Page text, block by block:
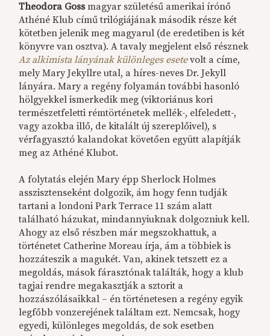
Theodora Gossmagyar születésű amerikai írónő
Athéné Klub című trilógiájának második része két
kötetben jelenik meg magyarul (de eredetiben is két
könyvre van osztva). A tavaly megjelent első résznek
Az alkimista lányának különleges esetevolt a címe,
mely Mary Jekyllre utal, a híres-neves Dr. Jekyll
lányára. Mary a regény folyamán további hasonló
hölgyekkel ismerkedik meg (viktoriánus kori
természetfeletti rémtörténetek mellék-, elfeledett-,
vagy azokba illő, de kitalált új szereplőivel), s
vérfagyasztó kalandokat követően együtt alapítják
meg az Athéné Klubot.
A folytatás elején Mary épp Sherlock Holmes
asszisztenseként dolgozik, ám hogy fenn tudják
tartani a londoni Park Terrace 11 szám alatt
található házukat, mindannyiuknak dolgozniuk kell.
Ahogy az első részben már megszokhattuk, a
történetet Catherine Moreau írja, ám a többiek is
hozzáteszik a magukét. Van, akinek tetszett ez a
megoldás, mások fárasztónak találták, hogy a klub
tagjai rendre megakasztják a sztorit a
hozzászólásaikkal – én történetesen a regény egyik
legfőbb vonzerejének találtam ezt. Nemcsak, hogy
egyedi, különleges megoldás, de sok esetben